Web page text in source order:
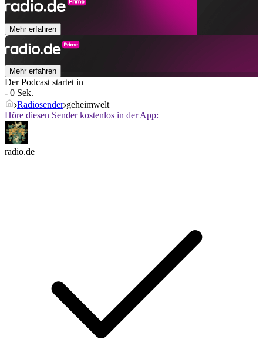
Mehr erfahren
Mehr erfahren
Der Podcast startet in
- 0 Sek.
Radiosender geheimwelt
Höre diesen Sender kostenlos in der App:
radio.de